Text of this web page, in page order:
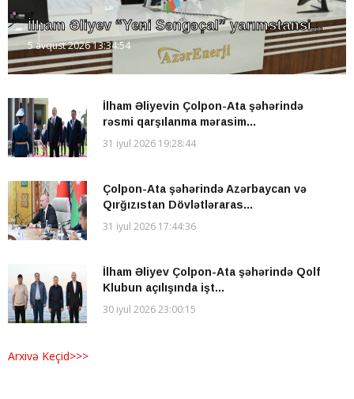
İlham Əliyev “Yeni Səngəçal” yarımstansi...
5 avqust 2026 13:34:54
İlham Əliyevin Çolpon-Ata şəhərində
rəsmi qarşılanma mərasim...
31 iyul 2026 19:28:44
Çolpon-Ata şəhərində Azərbaycan və
Qırğızıstan Dövlətləraras...
31 iyul 2026 17:44:36
İlham Əliyev Çolpon-Ata şəhərində Qolf
Klubun açılışında işt...
30 iyul 2026 23:00:15
Arxivə Keçid>>>